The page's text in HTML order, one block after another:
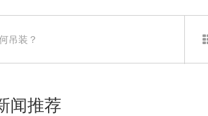
吊装？
闻推荐